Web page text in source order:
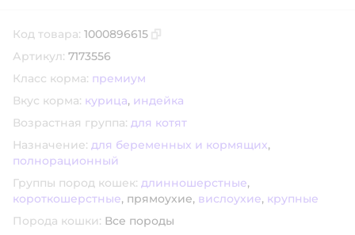
Код товара: 1000896615
Артикул: 7173556
Класс корма: премиум
Вкус корма: курица, индейка
Возрастная группа: для котят
Назначение: для беременных и кормящих,
полнорационный
Группы пород кошек: длинношерстные,
короткошерстные, прямоухие, вислоухие, крупные
Порода кошки: Все породы